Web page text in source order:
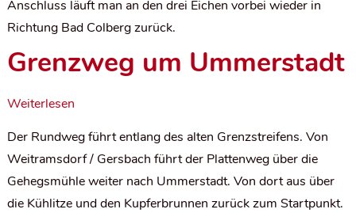
Anschluss läuft man an den drei Eichen vorbei wieder in
Richtung Bad Colberg zurück.
Grenzweg um Ummerstadt
Weiterlesen
Der Rundweg führt entlang des alten Grenzstreifens. Von
Weitramsdorf / Gersbach führt der Plattenweg über die
Gehegsmühle weiter nach Ummerstadt. Von dort aus über
die Kühlitze und den Kupferbrunnen zurück zum Startpunkt.